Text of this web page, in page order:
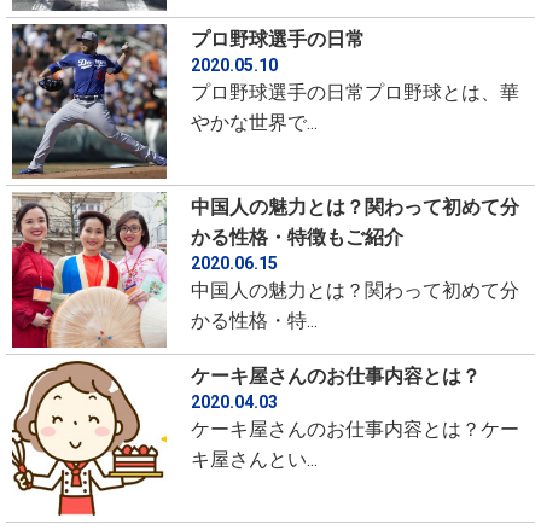
プロ野球選手の日常
2020.05.10
プロ野球選手の日常プロ野球とは、華
やかな世界で...
中国人の魅力とは？関わって初めて分
かる性格・特徴もご紹介
2020.06.15
中国人の魅力とは？関わって初めて分
かる性格・特...
ケーキ屋さんのお仕事内容とは？
2020.04.03
ケーキ屋さんのお仕事内容とは？ケー
キ屋さんとい...